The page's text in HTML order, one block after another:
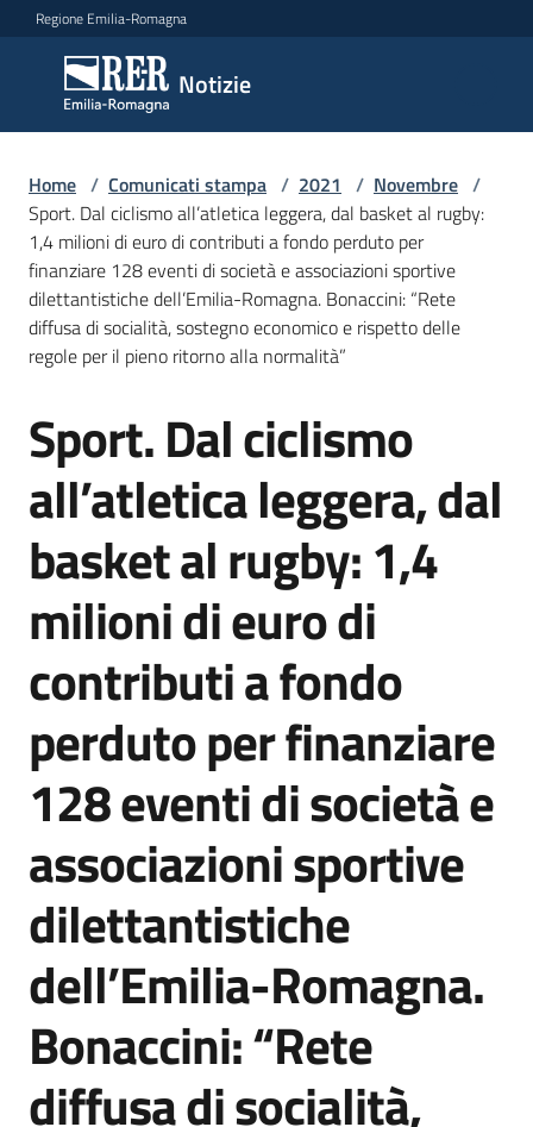
Vai al contenuto
Vai alla navigazione
Vai al footer
Regione Emilia-Romagna
Notizie
Notizie
Comunicati
stampa
Menu selezionato
Cerca
un
comunicato
Agenzia
di
informazione
e
comunicazione
Seguici
su
Home / Comunicati stampa / 2021 / Novembre /
Sport. Dal ciclismo all’atletica leggera, dal basket al rugby:
1,4 milioni di euro di contributi a fondo perduto per
finanziare 128 eventi di società e associazioni sportive
dilettantistiche dell’Emilia-Romagna. Bonaccini: “Rete
diffusa di socialità, sostegno economico e rispetto delle
regole per il pieno ritorno alla normalità”
Salta al contenuto
Sport. Dal ciclismo
all’atletica leggera, dal
basket al rugby: 1,4
milioni di euro di
contributi a fondo
perduto per finanziare
128 eventi di società e
associazioni sportive
dilettantistiche
dell’Emilia-Romagna.
Bonaccini: “Rete
diffusa di socialità,